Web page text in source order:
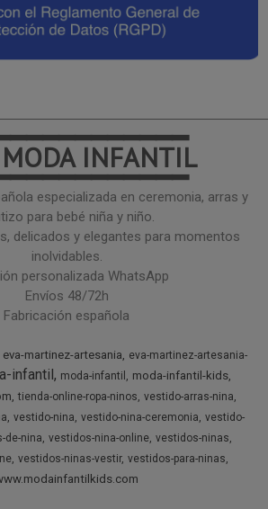
INFANTIL
especializada en ceremonia, arras y
para bebé niña y niño.
delicados y elegantes para momentos
inolvidables.
personalizada WhatsApp
Envíos 48/72h
Fabricación española
eva-martinez-artesania
eva-martinez-artesania-
infantil moda-infantil
moda-infantil-kids
tienda-online-ropa-ninos vestido-arras-nina
vestido-nina vestido-nina-ceremonia vestido-
de-nina vestidos-nina-online vestidos-ninas
vestidos-ninas-vestir vestidos-para-ninas